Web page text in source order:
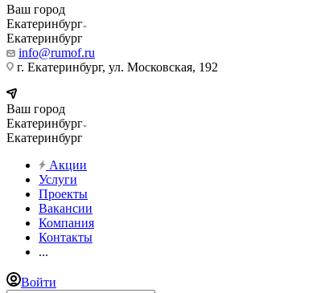
Ваш город
Екатеринбург
Екатеринбург
info@rumof.ru
г. Екатеринбург, ул. Московская, 192
Ваш город
Екатеринбург
Екатеринбург
Акции
Услуги
Проекты
Вакансии
Компания
Контакты
...
Войти